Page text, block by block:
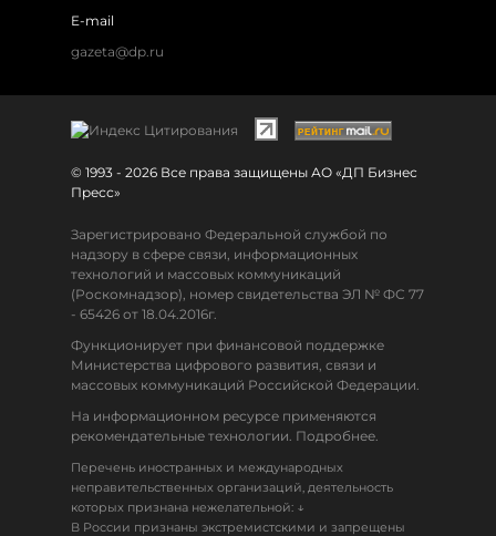
E-mail
gazeta@dp.ru
© 1993 - 2026 Все права защищены АО «ДП Бизнес
Пресс»
Зарегистрировано Федеральной службой по
надзору в сфере связи, информационных
технологий и массовых коммуникаций
(Роскомнадзор), номер свидетельства ЭЛ № ФС 77
- 65426 от 18.04.2016г.
Функционирует при финансовой поддержке
Министерства цифрового развития, связи и
массовых коммуникаций Российской Федерации.
На информационном ресурсе применяются
рекомендательные технологии. Подробнее.
Перечень иностранных и международных
неправительственных организаций, деятельность
которых признана нежелательной: ↓
В России признаны экстремистскими и запрещены